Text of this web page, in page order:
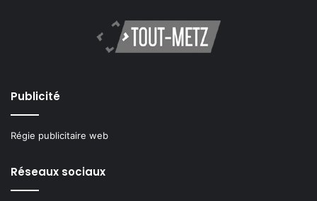
Publicité
Régie publicitaire web
Réseaux sociaux